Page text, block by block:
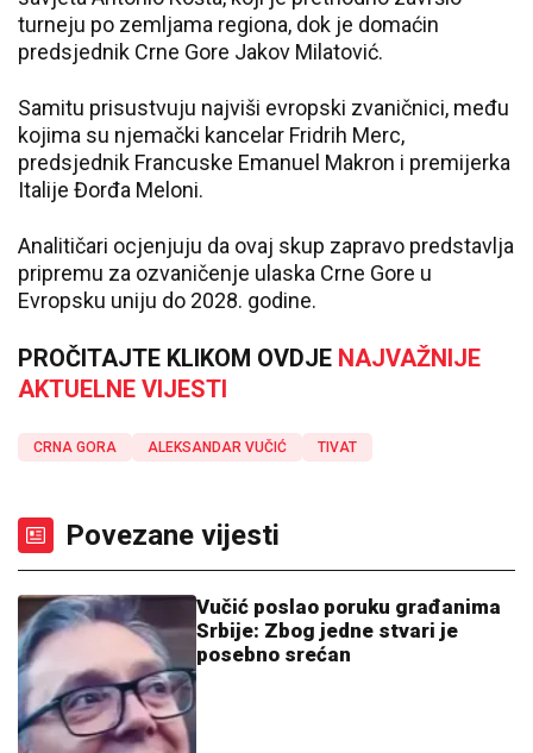
turneju po zemljama regiona, dok je domaćin
predsjednik Crne Gore Јakov Milatović.
Samitu prisustvuju najviši evropski zvaničnici, među
kojima su njemački kancelar Fridrih Merc,
predsjednik Francuske Emanuel Makron i premijerka
Italije Đorđa Meloni.
Analitičari ocjenjuju da ovaj skup zapravo predstavlja
pripremu za ozvaničenje ulaska Crne Gore u
Evropsku uniju do 2028. godine.
PROČITAJTE KLIKOM OVDJE NAJVAŽNIJE
AKTUELNE VIJESTI
CRNA GORA ALEKSANDAR VUČIĆ TIVAT
Povezane vijesti
Vučić poslao poruku građanima
Srbije: Zbog jedne stvari je
posebno srećan